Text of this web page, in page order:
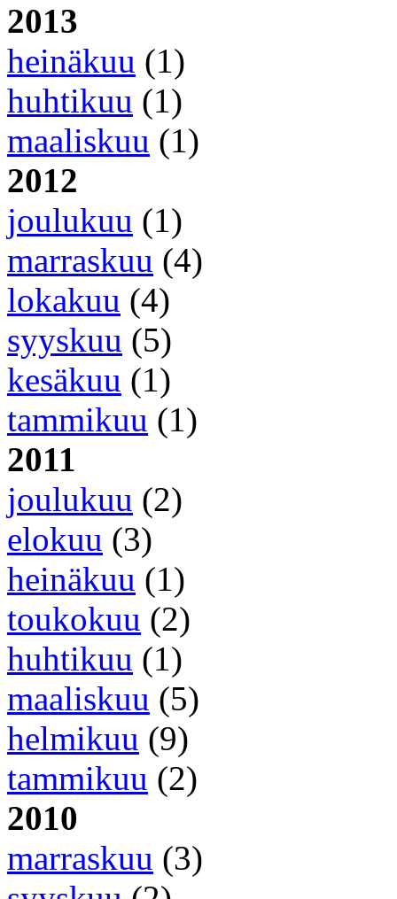
2013
heinäkuu (1)
huhtikuu (1)
maaliskuu (1)
2012
joulukuu (1)
marraskuu (4)
lokakuu (4)
syyskuu (5)
kesäkuu (1)
tammikuu (1)
2011
joulukuu (2)
elokuu (3)
heinäkuu (1)
toukokuu (2)
huhtikuu (1)
maaliskuu (5)
helmikuu (9)
tammikuu (2)
2010
marraskuu (3)